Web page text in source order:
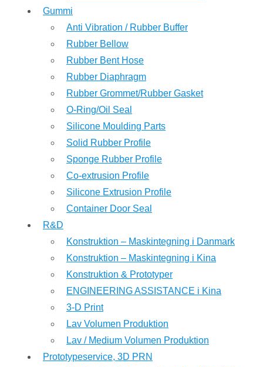
Gummi
Anti Vibration / Rubber Buffer
Rubber Bellow
Rubber Bent Hose
Rubber Diaphragm
Rubber Grommet/Rubber Gasket
O-Ring/Oil Seal
Silicone Moulding Parts
Solid Rubber Profile
Sponge Rubber Profile
Co-extrusion Profile
Silicone Extrusion Profile
Container Door Seal
R&D
Konstruktion – Maskintegning i Danmark
Konstruktion – Maskintegning i Kina
Konstruktion & Prototyper
ENGINEERING ASSISTANCE i Kina
3-D Print
Lav Volumen Produktion
Lav / Medium Volumen Produktion
Prototypeservice, 3D PRN